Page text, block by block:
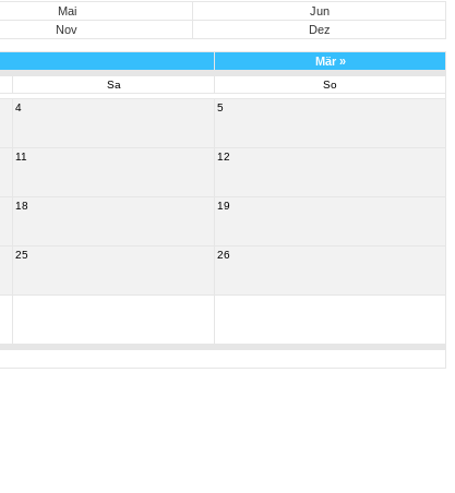
Mai
Jun
Nov Dez
Mär»
Sa
So
4 5
11 12
18 19
25 26